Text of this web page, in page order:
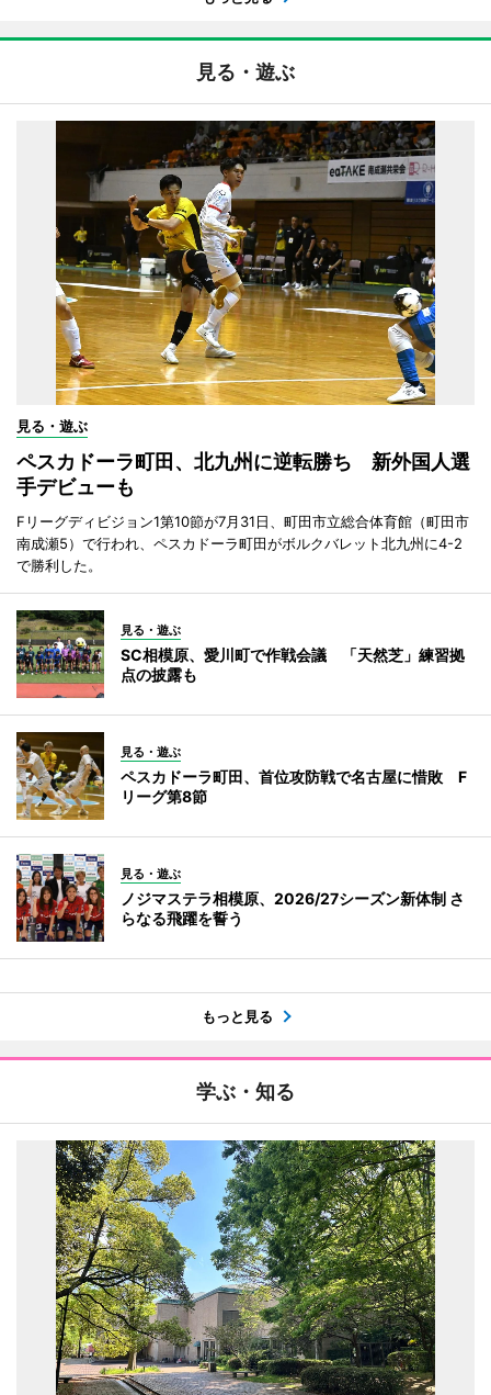
見る・遊ぶ
見る・遊ぶ
ペスカドーラ町田、北九州に逆転勝ち 新外国人選
手デビューも
Fリーグディビジョン1第10節が7月31日、町田市立総合体育館（町田市
南成瀬5）で行われ、ペスカドーラ町田がボルクバレット北九州に4-2
で勝利した。
見る・遊ぶ
SC相模原、愛川町で作戦会議 「天然芝」練習拠
点の披露も
見る・遊ぶ
ペスカドーラ町田、首位攻防戦で名古屋に惜敗 F
リーグ第8節
見る・遊ぶ
ノジマステラ相模原、2026/27シーズン新体制 さ
らなる飛躍を誓う
もっと見る
学ぶ・知る